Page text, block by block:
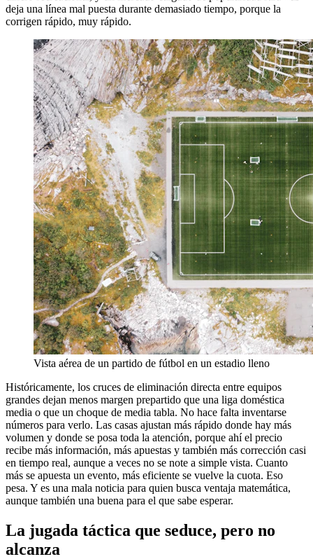
deja una línea mal puesta durante demasiado tiempo, porque la
corrigen rápido, muy rápido.
Vista aérea de un partido de fútbol en un estadio lleno
Históricamente, los cruces de eliminación directa entre equipos
grandes dejan menos margen prepartido que una liga doméstica
media o que un choque de media tabla. No hace falta inventarse
números para verlo. Las casas ajustan más rápido donde hay más
volumen y donde se posa toda la atención, porque ahí el precio
recibe más información, más apuestas y también más corrección casi
en tiempo real, aunque a veces no se note a simple vista. Cuanto
más se apuesta un evento, más eficiente se vuelve la cuota. Eso
pesa. Y es una mala noticia para quien busca ventaja matemática,
aunque también una buena para el que sabe esperar.
La jugada táctica que seduce, pero no
alcanza